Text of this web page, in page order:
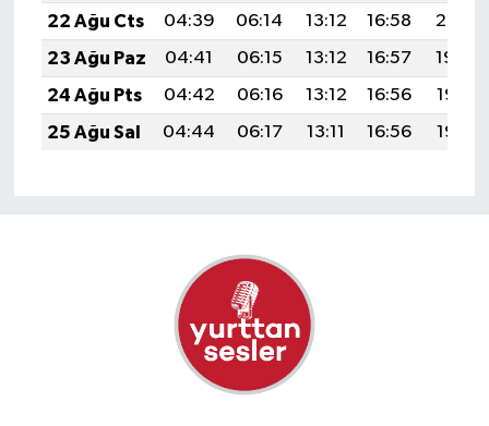
22 Ağu Cts
04:39 06:14 13:12 16:58
20:01
23 Ağu Paz
04:41 06:15 13:12 16:57
19:59
24 Ağu Pts
04:42 06:16 13:12 16:56
19:58
25 Ağu Sal
04:44 06:17 13:11 16:56 19:56